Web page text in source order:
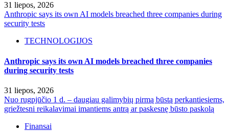
31 liepos, 2026
Anthropic says its own AI models breached three companies during
security tests
TECHNOLOGIJOS
Anthropic says its own AI models breached three companies
during security tests
31 liepos, 2026
Nuo rugpjūčio 1 d. – daugiau galimybių pirmą būstą perkantiesiems,
griežtesni reikalavimai imantiems antrą ar paskesnę būsto paskolą
Finansai